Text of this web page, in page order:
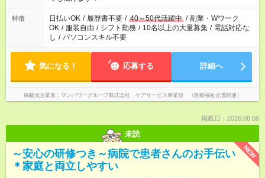
短時間・短期間の就業はご案内が難しい場合があります
特徴 日払いOK / 履歴書不要 / 40～50代活躍中 / 副業・Wワーク
OK / 服装自由 / シフト勤務 / 10名以上の大量募集 / 電話対応な
し / パソコンスキル不要
気になる！ 応募する 詳細へ
掲載元企業名 マンパワーグループ株式会社 ケアサービス事業部 （医療福祉介護関連）
掲載日：2026.08.08
未読
NEW
～安心の研修つき～病院で患者さんのお手伝い
＊家庭と両立しやすい